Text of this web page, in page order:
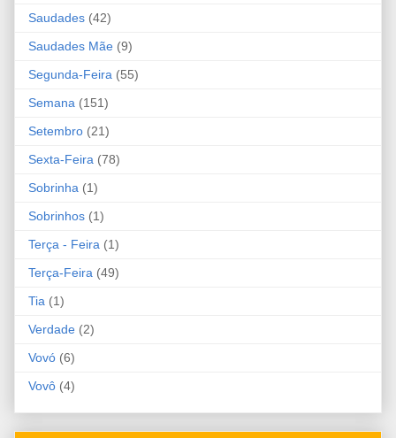
Saudades (42)
Saudades Mãe (9)
Segunda-Feira (55)
Semana (151)
Setembro (21)
Sexta-Feira (78)
Sobrinha (1)
Sobrinhos (1)
Terça - Feira (1)
Terça-Feira (49)
Tia (1)
Verdade (2)
Vovó (6)
Vovô (4)